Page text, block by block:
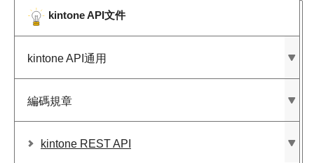
kintone API文件
kintone API通用
編碼規章
kintone REST API